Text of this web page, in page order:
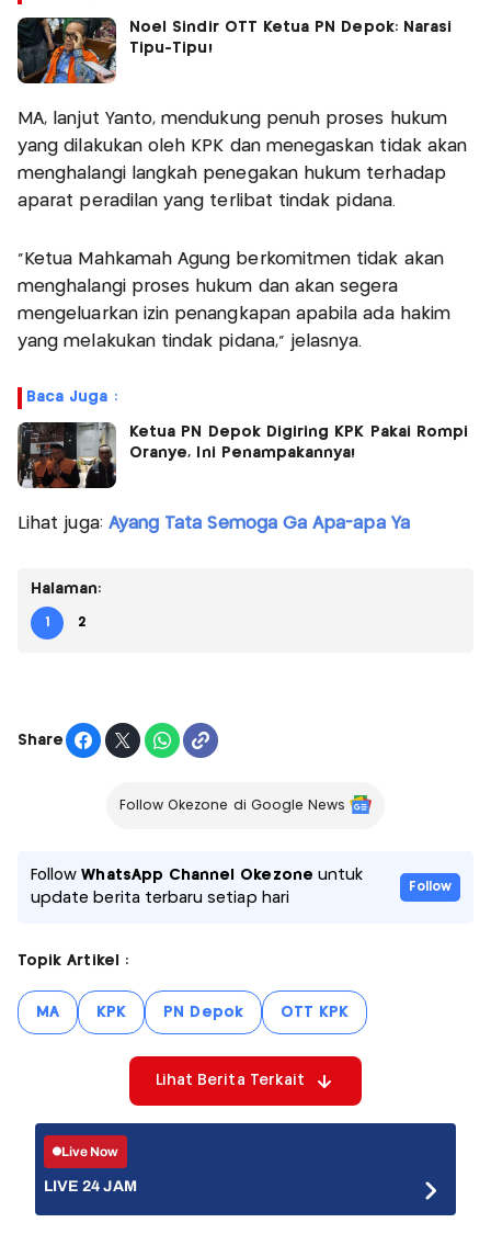
Noel Sindir OTT Ketua PN Depok: Narasi
Tipu-Tipu!
MA, lanjut Yanto, mendukung penuh proses hukum
yang dilakukan oleh KPK dan menegaskan tidak akan
menghalangi langkah penegakan hukum terhadap
aparat peradilan yang terlibat tindak pidana.
"Ketua Mahkamah Agung berkomitmen tidak akan
menghalangi proses hukum dan akan segera
mengeluarkan izin penangkapan apabila ada hakim
yang melakukan tindak pidana," jelasnya.
Baca Juga :
Ketua PN Depok Digiring KPK Pakai Rompi
Oranye, Ini Penampakannya!
Lihat juga: Ayang Tata Semoga Ga Apa-apa Ya
Halaman:
1 2
Share
Follow Okezone di Google News
FollowWhatsApp Channel Okezone untuk
update berita terbaru setiap hari
Follow
Topik Artikel :
MA KPK PN Depok OTT KPK
Lihat Berita Terkait
Live Now
LIVE 24 JAM